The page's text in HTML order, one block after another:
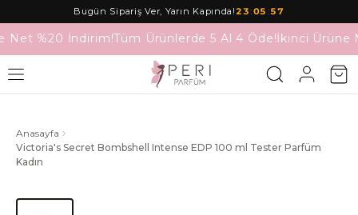
Bugün Sipariş Ver, Yarın Kapında!23:05 :57
Net %20 İndirim!Tüm Ürünlerde 5 Al 4 Öde!İkinci Ürüne
Anasayfa
Victoria's Secret Bombshell Intense EDP 100 ml Tester Parfüm
Kadın